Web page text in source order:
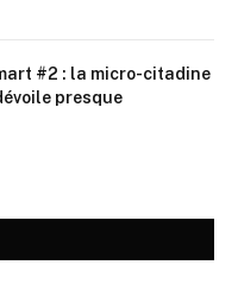
#2 : la micro-citadine
presque